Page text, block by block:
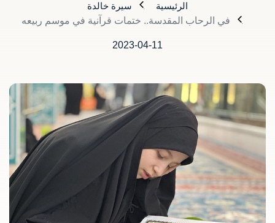
الرئيسية
سيرة خالدة
في الرحاب المقدسة.. ختمات قرآنية في موسم ربيعه
2023-04-11